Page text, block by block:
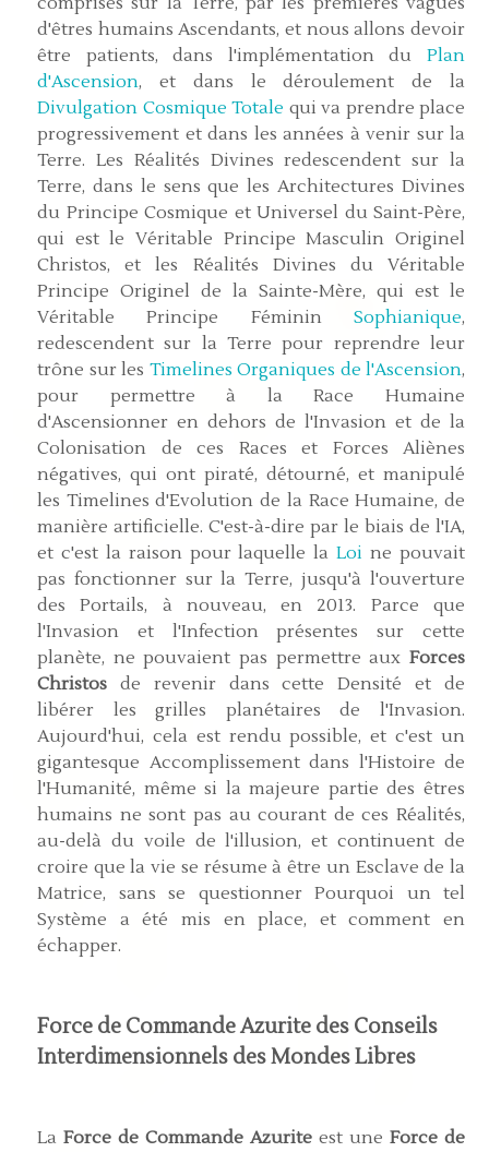
d'êtres humains Ascendants, et nous allons devoir
être patients, dans l'implémentation du Plan
d'Ascension, et dans le déroulement de la
Divulgation Cosmique Totale qui va prendre place
progressivement et dans les années à venir sur la
Terre. Les Réalités Divines redescendent sur la
Terre, dans le sens que les Architectures Divines
du Principe Cosmique et Universel du Saint-Père,
qui est le Véritable Principe Masculin Originel
Christos, et les Réalités Divines du Véritable
Principe Originel de la Sainte-Mère, qui est le
Véritable Principe Féminin Sophianique,
redescendent sur la Terre pour reprendre leur
trône sur les Timelines Organiques de l'Ascension,
pour permettre à la Race Humaine
d'Ascensionner en dehors de l'Invasion et de la
Colonisation de ces Races et Forces Aliènes
négatives, qui ont piraté, détourné, et manipulé
les Timelines d'Evolution de la Race Humaine, de
manière artificielle. C'est-à-dire par le biais de l'IA,
et c'est la raison pour laquelle laLoi ne pouvait
pas fonctionner sur la Terre, jusqu'à l'ouverture
des Portails, à nouveau, en 2013. Parce que
l'Invasion et l'Infection présentes sur cette
planète, ne pouvaient pas permettre aux Forces
Christos de revenir dans cette Densité et de
libérer les grilles planétaires de l'Invasion.
Aujourd'hui, cela est rendu possible, et c'est un
gigantesque Accomplissement dans l'Histoire de
l'Humanité, même si la majeure partie des êtres
humains ne sont pas au courant de ces Réalités,
au-delà du voile de l'illusion, et continuent de
croire que la vie se résume à être un Esclave de la
Matrice, sans se questionner Pourquoi un tel
Système a été mis en place, et comment en
échapper.
Force de Commande Azurite des Conseils
Interdimensionnels des Mondes Libres
La Force de Commande Azurite est une Force de